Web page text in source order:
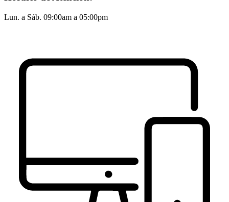
Lun. a Sáb. 09:00am a 05:00pm